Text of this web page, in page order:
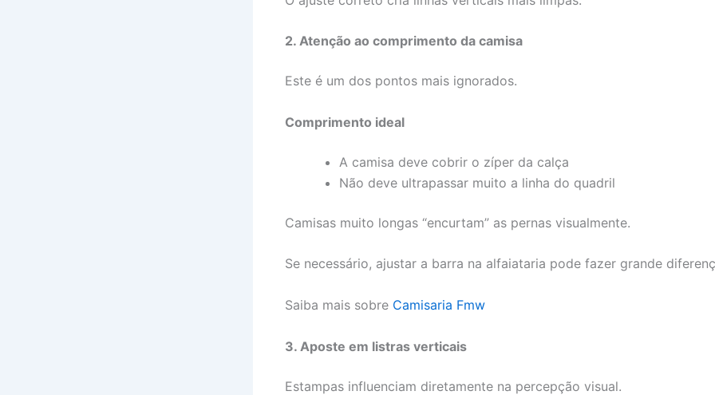
2. Atenção ao comprimento da camisa
Este é um dos pontos mais ignorados.
Comprimento ideal
A camisa deve cobrir o zíper da calça
Não deve ultrapassar muito a linha do quadril
Camisas muito longas “encurtam” as pernas visualmente.
Se necessário, ajustar a barra na alfaiataria pode fazer grande
Saiba mais sobre Camisaria Fmw
3. Aposte em listras verticais
Estampas influenciam diretamente na percepção visual.